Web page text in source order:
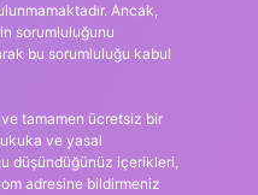
Ancak,
sorumluluğunu
bu sorumluluğu kabul
tamamen ücretsiz bir
ve yasal
düşündüğünüz içerikleri,
adresine bildirmeniz